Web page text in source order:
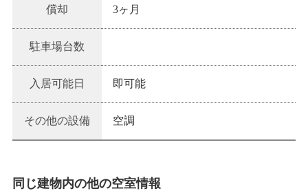
償却 3ヶ月
駐車場台数
入居可能日 即可能
その他の設備 空調
同じ建物内の他の空室情報